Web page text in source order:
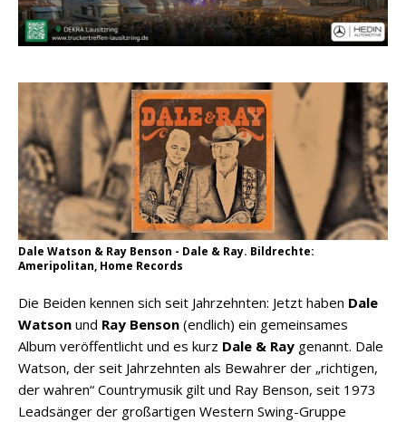
Vergleich mit anderen
Dale Watson & Ray Benson - Dale & Ray. Bildrechte:
Ameripolitan, Home Records
Die Beiden kennen sich seit Jahrzehnten: Jetzt haben Dale
Watson und Ray Benson (endlich) ein gemeinsames
Album veröffentlicht und es kurz Dale & Ray genannt. Dale
Watson, der seit Jahrzehnten als Bewahrer der „richtigen,
der wahren“ Countrymusik gilt und Ray Benson, seit 1973
Leadsänger der großartigen Western Swing-Gruppe